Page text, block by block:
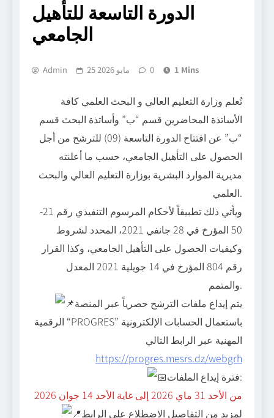
الدورة التاسعة للتأهيل
الجامعي
Admin 25 مايو 2026 0 1 Mins
تُعلم وزارة التعليم العالي و البحث العلمي كافة
الأساتذة المحاضرين قسم “ب” وأساتذة البحث قسم
“ب” عن افتتاح الدورة التاسعة (09) للترشح من أجل
الحصول على التأهيل الجامعي، حسب ما أعلنته
مديرية الموارد البشرية بوزارة التعليم العالي والبحث
العلمي.
ويأتي ذلك تطبيقاً لأحكام المرسوم التنفيذي رقم 21-
50 المؤرخ في 28 جانفي 2021، المحدد لشروط
وكيفيات الحصول على التأهيل الجامعي، وكذا القرار
رقم 804 المؤرخ في 14 جويلية 2021 المعدل
والمتمم.
يتم إيداع ملفات الترشح حصرياً عبر المنصة
الرقمية “PROGRES” باستعمال الحسابات الإلكترونية
المهنية عبر الرابط التالي
https://progres.mesrs.dz/webgrh
فترة إيداع الملفات:
من الأحد 31 ماي 2026 إلى غاية الأحد 14 جوان 2026
لمزيد من التفاصيل الاضطلاع على الرابط